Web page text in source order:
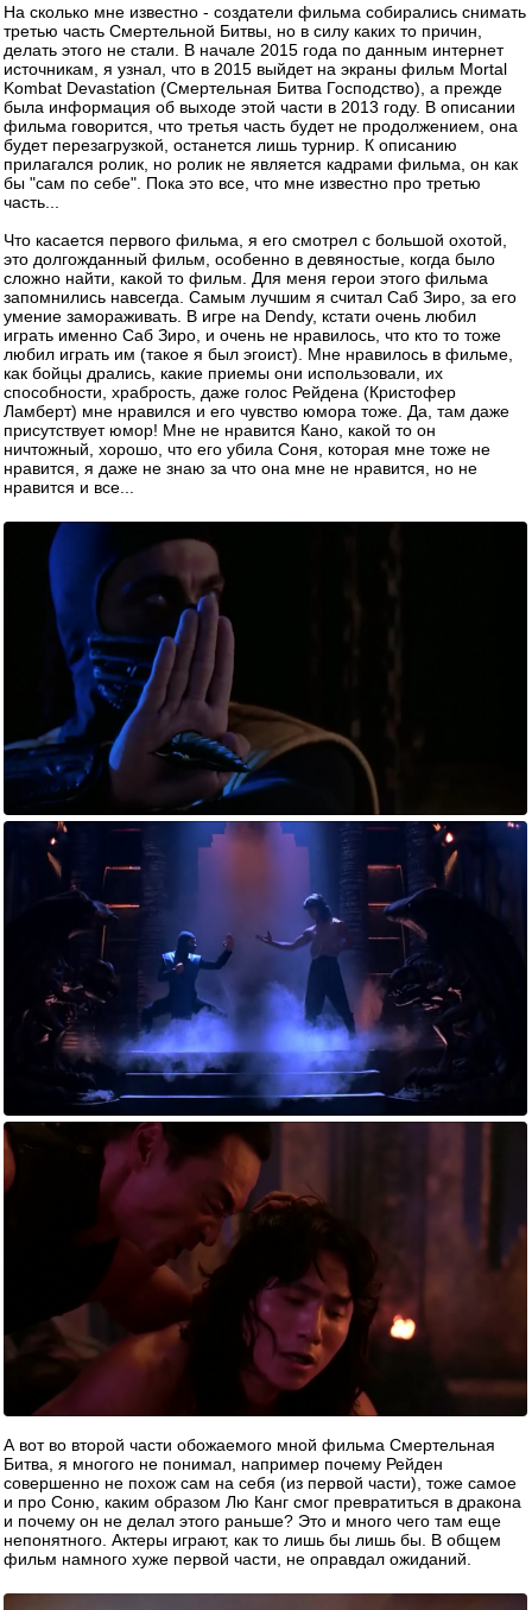
На сколько мне известно - создатели фильма собирались снимать
третью часть Смертельной Битвы, но в силу каких то причин,
делать этого не стали. В начале 2015 года по данным интернет
источникам, я узнал, что в 2015 выйдет на экраны фильм Mortal
Kombat Devastation (Смертельная Битва Господство), а прежде
была информация об выходе этой части в 2013 году. В описании
фильма говорится, что третья часть будет не продолжением, она
будет перезагрузкой, останется лишь турнир. К описанию
прилагался ролик, но ролик не является кадрами фильма, он как
бы "сам по себе". Пока это все, что мне известно про третью
часть...
Что касается первого фильма, я его смотрел с большой охотой,
это долгожданный фильм, особенно в девяностые, когда было
сложно найти, какой то фильм. Для меня герои этого фильма
запомнились навсегда. Самым лучшим я считал Саб Зиро, за его
умение замораживать. В игре на Dendy, кстати очень любил
играть именно Саб Зиро, и очень не нравилось, что кто то тоже
любил играть им (такое я был эгоист). Мне нравилось в фильме,
как бойцы дрались, какие приемы они использовали, их
способности, храбрость, даже голос Рейдена (Кристофер
Ламберт) мне нравился и его чувство юмора тоже. Да, там даже
присутствует юмор! Мне не нравится Кано, какой то он
ничтожный, хорошо, что его убила Соня, которая мне тоже не
нравится, я даже не знаю за что она мне не нравится, но не
нравится и все...
А вот во второй части обожаемого мной фильма Смертельная
Битва, я многого не понимал, например почему Рейден
совершенно не похож сам на себя (из первой части), тоже самое
и про Соню, каким образом Лю Канг смог превратиться в дракона
и почему он не делал этого раньше? Это и много чего там еще
непонятного. Актеры играют, как то лишь бы лишь бы. В общем
фильм намного хуже первой части, не оправдал ожиданий.